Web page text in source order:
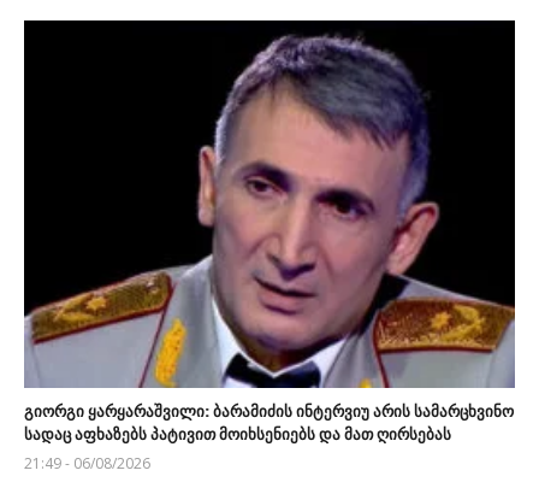
გიორგი ყარყარაშვილი: ბარამიძის ინტერვიუ არის სამარცხვინო
სადაც აფხაზებს პატივით მოიხსენიებს და მათ ღირსებას
21:49 - 06/08/2026